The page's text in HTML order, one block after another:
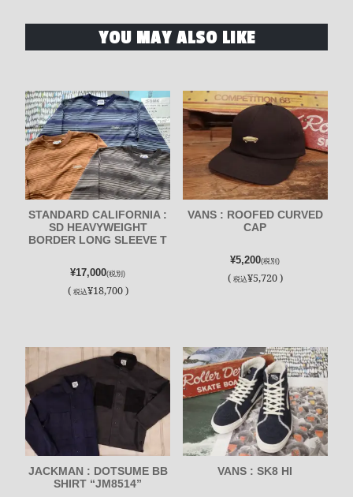
YOU MAY ALSO LIKE
STANDARD CALIFORNIA :
SD HEAVYWEIGHT
BORDER LONG SLEEVE T
¥17,000(税別)
( 税込¥18,700 )
VANS : ROOFED CURVED
CAP
¥5,200(税別)
( 税込¥5,720 )
JACKMAN : DOTSUME BB
SHIRT “JM8514”
VANS : SK8 HI